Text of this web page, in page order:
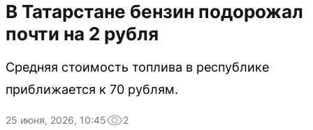
В Татарстане бензин подорожал
почти на 2 рубля
Средняя стоимость топлива в республике
приближается к 70 рублям.
25 июня, 2026, 10:45 2